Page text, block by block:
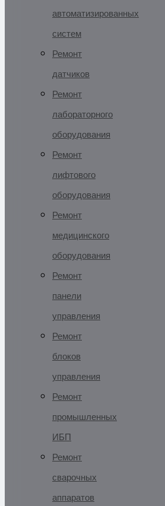
автоматизированных
систем
Ремонт
датчиков
Ремонт
лабораторного
оборудования
Ремонт
лифтового
оборудования
Ремонт
медицинского
оборудования
Ремонт
панели
управления
Ремонт
блоков
управления
Ремонт
промышленных
ИБП
Ремонт
сварочных
аппаратов